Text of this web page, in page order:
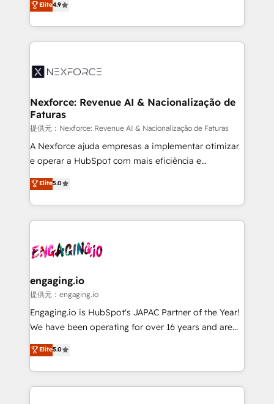
technical know-how and strategic guidance you
need to succeed.
Brazil, and LATAM, we combine global expertise with
regional experience. Today, we are Brazil’s largest
HubSpot Elite Partner—trusted by companies across
Implementation & Migration Onboarding across all
Station, Freshdesk, Intercom, and more. Custom
objects, automations, and integrations built for
growth. 🚀 AI-Driven GTM Orchestration Unify
HubSpot with LinkedIn, WhatsApp, email, paid
media, and AI voice to drive pipeline. 🤖 AI Custom
prospecting, follow-ups, service triage, and
knowledge retrieval—built in HubSpot. ⚡ Fast-Track
advanced optimization & adoption 📍 São Paulo, BR
• Des Moines, IA • New York, NY
Elite4.9
Nexforce: Revenue AI & Nacionalização de
Faturas
提供元：Nexforce: Revenue AI & Nacionalização de Faturas
A Nexforce ajuda empresas a implementar otimizar
e operar a HubSpot com mais eficiência e
previsibilidade de receita. Combinamos Revenue
Operations (RevOps) e Inteligência Artificial para
estruturar processos integrar sistemas organizar
dados e automatizar operações. O objetivo é
operacional de receita conectando equipes
Também somos distribuidores oficiais da HubSpot
e de mais de 150 softwares globais permitindo
contratar e pagar a HubSpot em reais com nota
fiscal no Brasil e gerar economia de até 50% na
Oferecemos ainda agentes de IA especializados em
HubSpot que automatizam tarefas executam rotinas
Elite5.0
engaging.io
提供元：engaging.io
Engaging.io is HubSpot's JAPAC Partner of the Year!
We have been operating for over 16 years and are
one of HubSpot's most experienced and technically
capable Agency Partners globally. We specialise in
complex CRM migrations, implementations,
integrations, custom CMS portal development,
Elite5.0